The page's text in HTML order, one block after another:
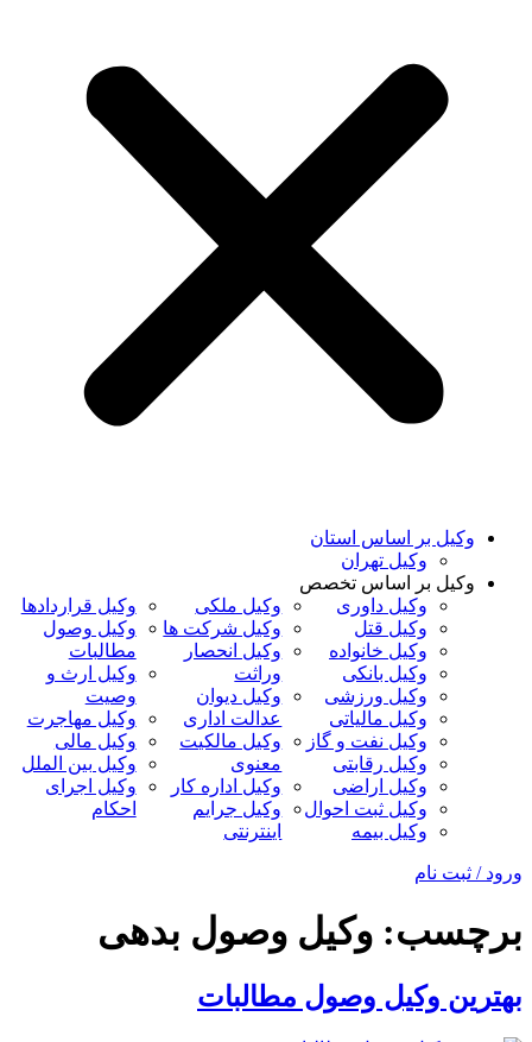
وکیل بر اساس استان
وکیل تهران
وکیل بر اساس تخصص
وکیل داوری
وکیل قتل
وکیل خانواده
وکیل بانکی
وکیل ورزشی
وکیل مالیاتی
وکیل نفت و گاز
وکیل رقابتی
وکیل اراضی
وکیل ثبت احوال
وکیل بیمه
وکیل ملکی
وکیل شرکت ها
وکیل انحصار
وراثت
وکیل دیوان
عدالت اداری
وکیل مالکیت
معنوی
وکیل اداره کار
وکیل جرایم
اینترنتی
وکیل قراردادها
وکیل وصول
مطالبات
وکیل ارث و
وصیت
وکیل مهاجرت
وکیل مالی
وکیل بین الملل
وکیل اجرای
احکام
ورود / ثبت نام
برچسب: وکیل وصول بدهی
بهترین وکیل وصول مطالبات